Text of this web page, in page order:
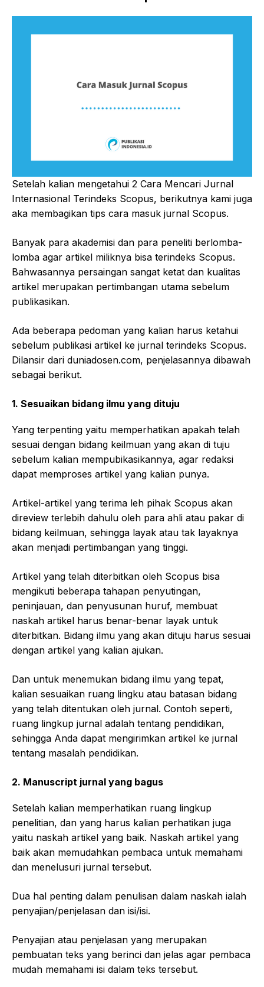
Setelah kalian mengetahui 2 Cara Mencari Jurnal
Internasional Terindeks Scopus, berikutnya kami juga
aka membagikan tips cara masuk jurnal Scopus.
Banyak para akademisi dan para peneliti berlomba-
lomba agar artikel miliknya bisa terindeks Scopus.
Bahwasannya persaingan sangat ketat dan kualitas
artikel merupakan pertimbangan utama sebelum
publikasikan.
Ada beberapa pedoman yang kalian harus ketahui
sebelum publikasi artikel ke jurnal terindeks Scopus.
Dilansir dari duniadosen.com, penjelasannya dibawah
sebagai berikut.
1. Sesuaikan bidang ilmu yang dituju
Yang terpenting yaitu memperhatikan apakah telah
sesuai dengan bidang keilmuan yang akan di tuju
sebelum kalian mempubikasikannya, agar redaksi
dapat memproses artikel yang kalian punya.
Artikel-artikel yang terima leh pihak Scopus akan
direview terlebih dahulu oleh para ahli atau pakar di
bidang keilmuan, sehingga layak atau tak layaknya
akan menjadi pertimbangan yang tinggi.
Artikel yang telah diterbitkan oleh Scopus bisa
mengikuti beberapa tahapan penyutingan,
peninjauan, dan penyusunan huruf, membuat
naskah artikel harus benar-benar layak untuk
diterbitkan. Bidang ilmu yang akan dituju harus sesuai
dengan artikel yang kalian ajukan.
Dan untuk menemukan bidang ilmu yang tepat,
kalian sesuaikan ruang lingku atau batasan bidang
yang telah ditentukan oleh jurnal. Contoh seperti,
ruang lingkup jurnal adalah tentang pendidikan,
sehingga Anda dapat mengirimkan artikel ke jurnal
tentang masalah pendidikan.
2. Manuscript jurnal yang bagus
Setelah kalian memperhatikan ruang lingkup
penelitian, dan yang harus kalian perhatikan juga
yaitu naskah artikel yang baik. Naskah artikel yang
baik akan memudahkan pembaca untuk memahami
dan menelusuri jurnal tersebut.
Dua hal penting dalam penulisan dalam naskah ialah
penyajian/penjelasan dan isi/isi.
Penyajian atau penjelasan yang merupakan
pembuatan teks yang berinci dan jelas agar pembaca
mudah memahami isi dalam teks tersebut.